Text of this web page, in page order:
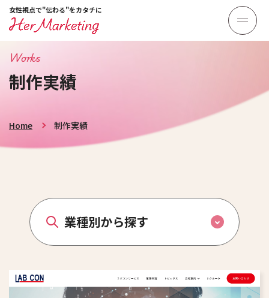
女性視点で"伝わる"をカタチに
Works
制作実績
Home 制作実績
業種別から探す
すべて 保育園・幼稚園・学校